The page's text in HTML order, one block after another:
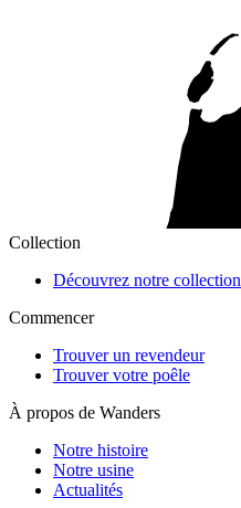
Collection
Découvrez notre collection
Commencer
Trouver un revendeur
Trouver votre poêle
À propos de Wanders
Notre histoire
Notre usine
Actualités